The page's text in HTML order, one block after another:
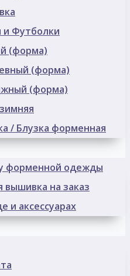
Футболки
(форма)
(форма)
(форма)
/ Блузка форменная
форменной одежды
на заказ
и аксессуарах